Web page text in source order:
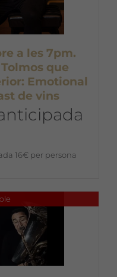
a les 7pm.
que
Emotional
de vins
16€ per persona